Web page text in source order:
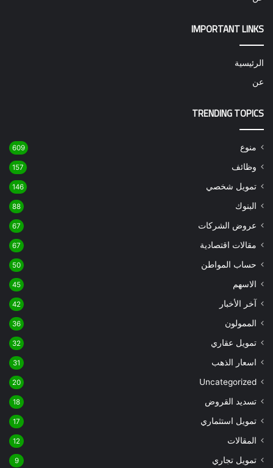
IMPORTANT LINKS
الرئيسية
عن
TRENDING TOPICS
منوع 609
وظائف 157
تمويل شخصي 146
البنوك 88
عروض الشركات 67
مقالات اقتصادية 67
حساب المواطن 50
الاسهم 45
آخر الأخبار 42
الممولون 36
تمويل عقاري 32
اسعار الذهب 31
Uncategorized
20
تسديد القروض 18
تمويل استثماري 17
المقالات 12
تمويل تجاري 9